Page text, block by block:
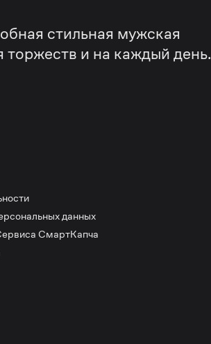
стильная мужская
торжеств и на каждый день.
данных
СмартКапча